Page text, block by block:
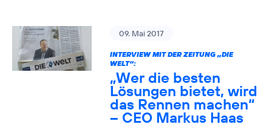
09. Mai 2017
INTERVIEW MIT DER ZEITUNG „DIE
WELT“:
„Wer die besten
Lösungen bietet, wird
das Rennen machen“
– CEO Markus Haas